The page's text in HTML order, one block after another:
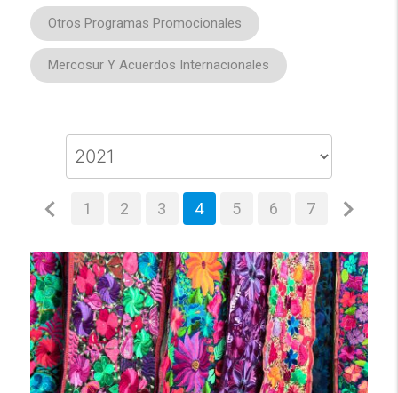
Otros Programas Promocionales
Mercosur Y Acuerdos Internacionales
1 2 3 4 5 6 7